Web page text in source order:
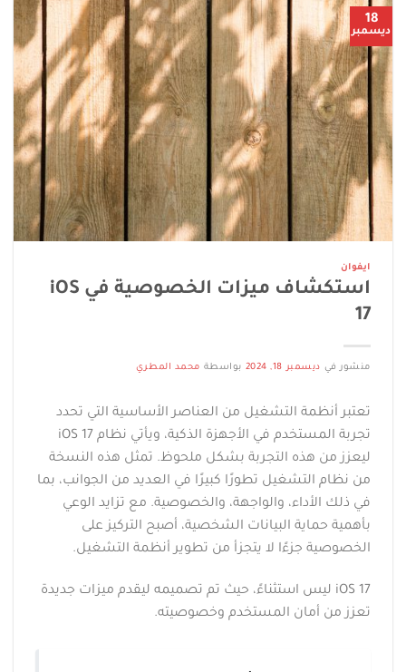
18
ديسمبر
ايفوان
استكشاف ميزات الخصوصية في iOS
17
منشور في ديسمبر 18, 2024 بواسطة محمد المطري
تعتبر أنظمة التشغيل من العناصر الأساسية التي تحدد
تجربة المستخدم في الأجهزة الذكية، ويأتي نظام iOS 17
ليعزز من هذه التجربة بشكل ملحوظ. تمثل هذه النسخة
من نظام التشغيل تطورًا كبيرًا في العديد من الجوانب، بما
في ذلك الأداء، والواجهة، والخصوصية. مع تزايد الوعي
بأهمية حماية البيانات الشخصية، أصبح التركيز على
الخصوصية جزءًا لا يتجزأ من تطوير أنظمة التشغيل.
iOS 17 ليس استثناءً، حيث تم تصميمه ليقدم ميزات جديدة
تعزز من أمان المستخدم وخصوصيته.